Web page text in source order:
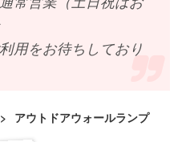
をお待ちしており
> アウトドアウォールランプ